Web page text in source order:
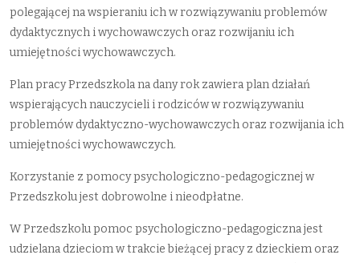
polegającej na wspieraniu ich w rozwiązywaniu problemów
dydaktycznych i wychowawczych oraz rozwijaniu ich
umiejętności wychowawczych.
Plan pracy Przedszkola na dany rok zawiera plan działań
wspierających nauczycieli i rodziców w rozwiązywaniu
problemów dydaktyczno-wychowawczych oraz rozwijania ich
umiejętności wychowawczych.
Korzystanie z pomocy psychologiczno-pedagogicznej w
Przedszkolu jest dobrowolne i nieodpłatne.
W Przedszkolu pomoc psychologiczno-pedagogiczna jest
udzielana dzieciom w trakcie bieżącej pracy z dzieckiem oraz